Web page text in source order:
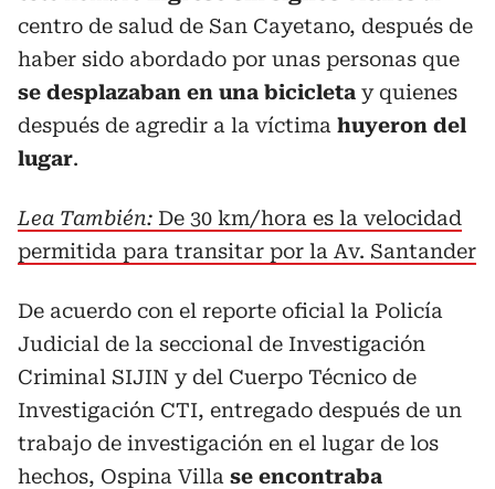
centro de salud de San Cayetano, después de
haber sido abordado por unas personas que
se desplazaban en una bicicleta y quienes
después de agredir a la víctima huyeron del
lugar.
Lea También: De 30 km/hora es la velocidad
permitida para transitar por la Av. Santander
De acuerdo con el reporte oficial la Policía
Judicial de la seccional de Investigación
Criminal SIJIN y del Cuerpo Técnico de
Investigación CTI, entregado después de un
trabajo de investigación en el lugar de los
hechos, Ospina Villa se encontraba